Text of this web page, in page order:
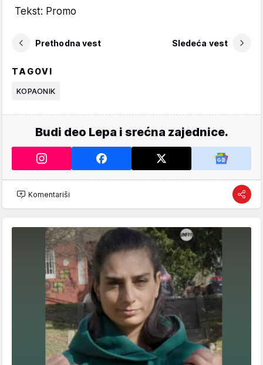
Tekst: Promo
Prethodna vest Sledeća vest
TAGOVI
KOPAONIK
Budi deo Lepa i srećna zajednice.
Komentariši